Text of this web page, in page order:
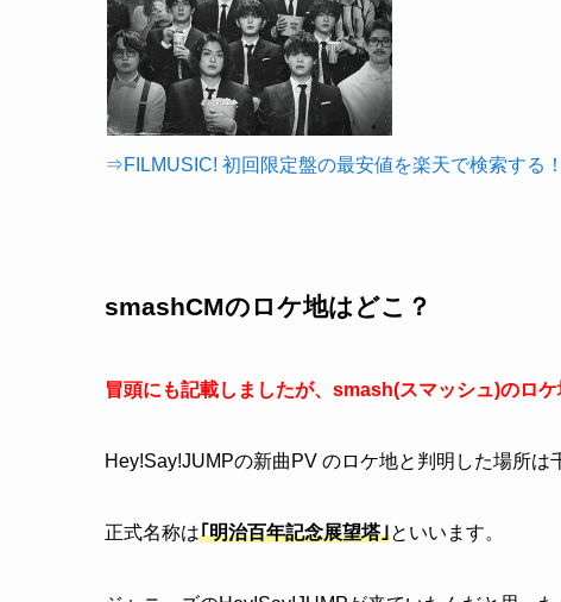
⇒FILMUSIC! 初回限定盤の最安値を楽天で検索する！
smashCMのロケ地はどこ？
冒頭にも記載しましたが、smash(スマッシュ)のロ
Hey!Say!JUMPの新曲PV のロケ地と判明した場所は
正式名称は｢明治百年記念展望塔｣といいます。